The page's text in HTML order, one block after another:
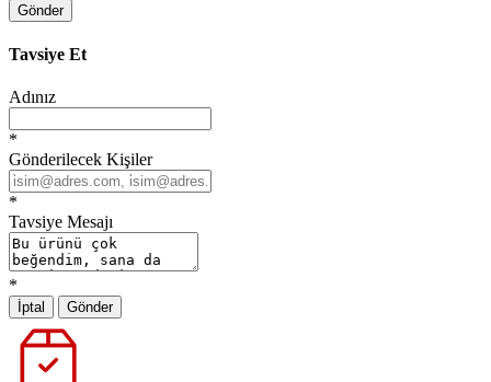
Gönder
Tavsiye Et
Adınız
*
Gönderilecek Kişiler
*
Tavsiye Mesajı
*
İptal Gönder